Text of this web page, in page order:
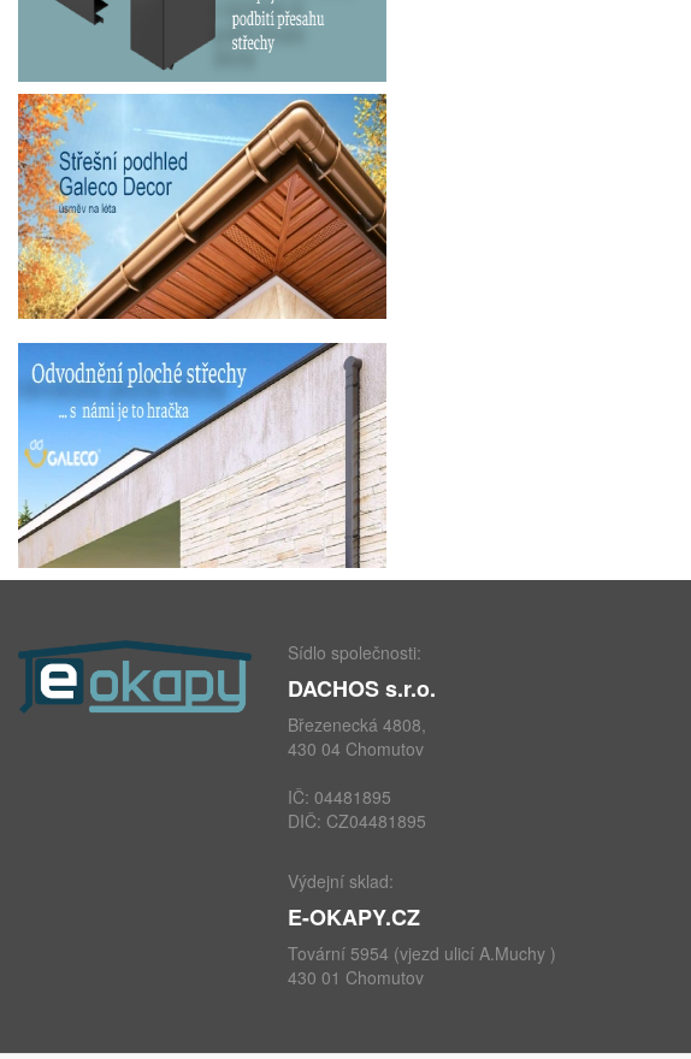
Sídlo společnosti:
DACHOS s.r.o.
Březenecká 4808,
430 04 Chomutov
IČ: 04481895
DIČ: CZ04481895
Výdejní sklad:
E-OKAPY.CZ
Tovární 5954 (vjezd ulicí A.Muchy )
430 01 Chomutov